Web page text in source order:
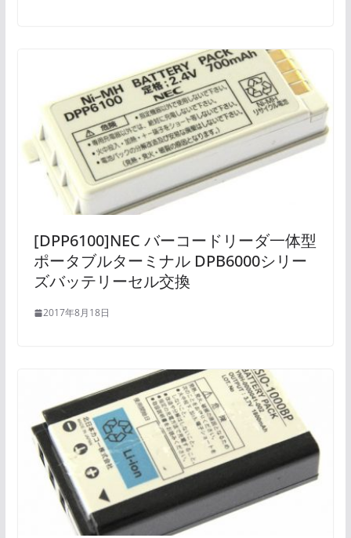
[DPP6100]NEC バーコードリーダ一体型
ポータブルターミナル DPB6000シリー
ズバッテリーセル交換
2017年8月18日